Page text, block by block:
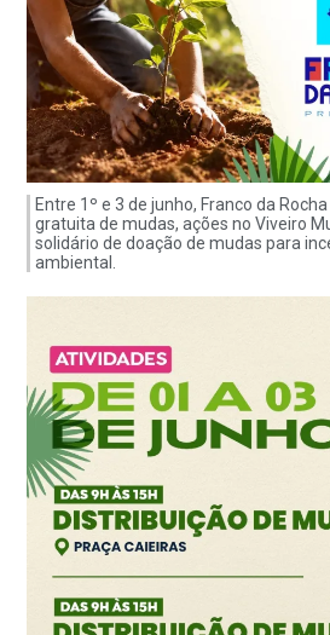
Entre 1º e 3 de junho, Franco da
gratuita de mudas, ações no Viveiro
solidário de doação de mudas para
ambiental.